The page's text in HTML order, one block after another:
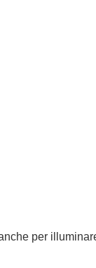
per